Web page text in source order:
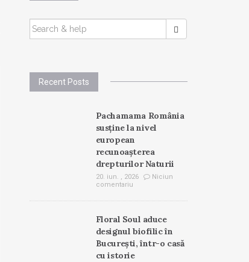
SEARCH
FOR:
Recent Posts
Pachamama România
susține la nivel
european
recunoașterea
drepturilor Naturii
20. iun. , 2026
Niciun
comentariu
Floral Soul aduce
designul biofilic în
București, într-o casă
cu istorie